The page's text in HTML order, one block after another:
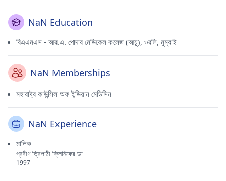
NaN Education
বিএএমএস - আর.এ. পোদার মেডিকেল কলেজ (আয়ু), ওরলি, মুম্বাই
NaN Memberships
মহারাষ্ট্র কাউন্সিল অফ ইন্ডিয়ান মেডিসিন
NaN Experience
মালিক
প্রবীণ ত্রিপাঠী ক্লিনিকের ডা
1997 -